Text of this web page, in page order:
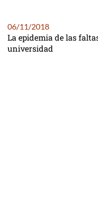
06/11/2018
La epidemia de las
universidad